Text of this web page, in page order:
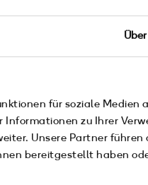
für soziale Medien
zu Ihrer
Unsere Partner führen
bereitgestellt haben
geschützt.
Bilder, Texte) ohne
auf dieser Website
der